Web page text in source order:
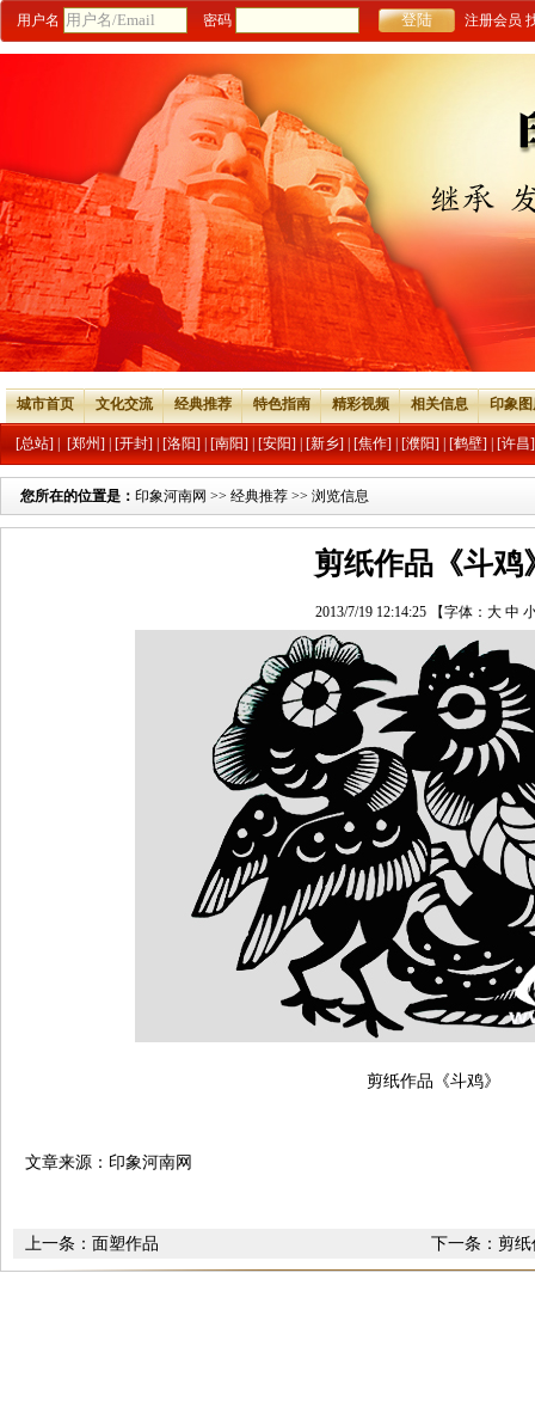
用户名 密码 注册会员
城市首页 文化交流 经典推荐 特色指南 精彩视频 相关信息 印象
[总站] [郑州] [开封] [洛阳] [南阳] [安阳] [新乡] [焦作] [濮阳] [鹤壁] [许昌]
您所在的位置是： 印象河南网 >> 经典推荐 >> 浏览信息
剪纸作品《斗鸡
2013/7/19 12:14:25 【字体： 大 中
剪纸作品《斗鸡》
文章来源：印象河南网
下一条： 剪纸
上一条： 面塑作品